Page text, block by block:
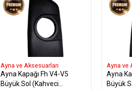
Ayna ve Aksesuarları
Ayna Kapağı Fh V4-V5
Büyük Sol (Kahveci
Ayna ve
Ayna
Büyük